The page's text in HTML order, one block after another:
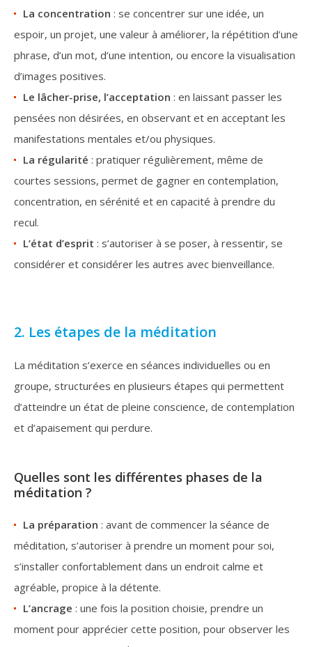
La concentration : se concentrer sur une idée, un
espoir, un projet, une valeur à améliorer, la répétition d’une
phrase, d’un mot, d’une intention, ou encore la visualisation
d’images positives.
Le lâcher-prise, l’acceptation : en laissant passer les
pensées non désirées, en observant et en acceptant les
manifestations mentales et/ou physiques.
La régularité : pratiquer régulièrement, même de
courtes sessions, permet de gagner en contemplation,
concentration, en sérénité et en capacité à prendre du
recul.
L’état d’esprit : s’autoriser à se poser, à ressentir, se
considérer et considérer les autres avec bienveillance.
2. Les étapes de la méditation
La méditation s’exerce en séances individuelles ou en
groupe, structurées en plusieurs étapes qui permettent
d’atteindre un état de pleine conscience, de contemplation
et d’apaisement qui perdure.
Quelles sont les différentes phases de la
méditation ?
La préparation : avant de commencer la séance de
méditation, s’autoriser à prendre un moment pour soi,
s’installer confortablement dans un endroit calme et
agréable, propice à la détente.
L’ancrage : une fois la position choisie, prendre un
moment pour apprécier cette position, pour observer les